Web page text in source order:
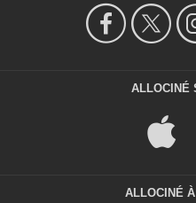
ALLOCINÉ
ALLOCINÉ